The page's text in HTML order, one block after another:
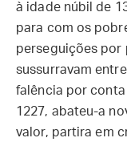
à idade núbil de
para com os
perseguições por
sussurravam
falência por
1227, abateu-a
valor, partira em